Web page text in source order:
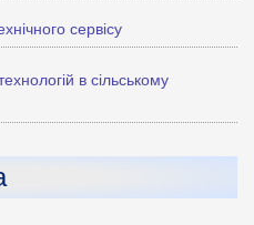
сервісу
в сільському